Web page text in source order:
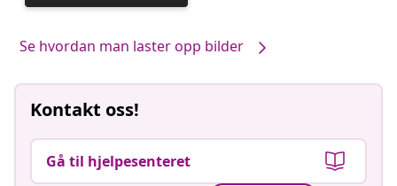
publisert
Se hvordan man laster opp bilder
Kontakt oss!
Gå til hjelpesenteret